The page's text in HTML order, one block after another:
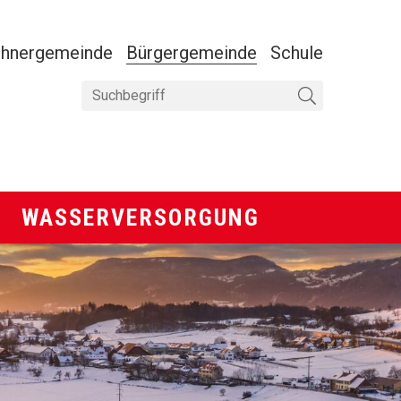
Suchbegriff
Suche starten
Bürgergemeinde Schule
WASSERVERSORGUNG